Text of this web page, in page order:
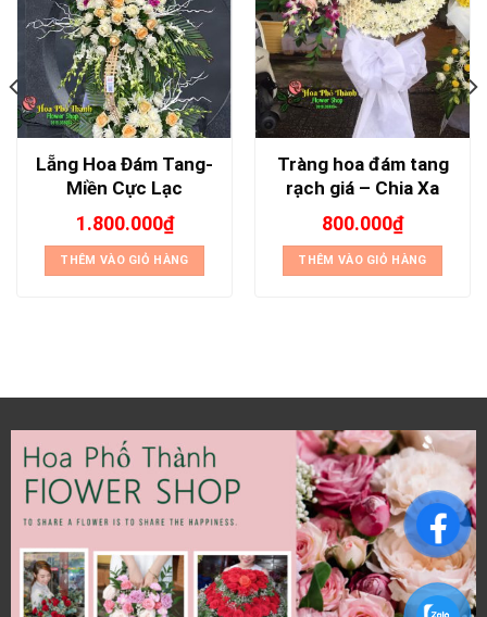
Lẵng Hoa Đám Tang-
Miền Cực Lạc
1.800.000₫
THÊM VÀO GIỎ HÀNG
Tràng hoa đám tang
rạch giá – Chia Xa
800.000₫
THÊM VÀO GIỎ HÀNG